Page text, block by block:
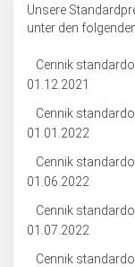
Unsere
unter den
Cennik
01.12.2021
Cennik
01.01.2022
Cennik
01.06.2022
Cennik
01.07.2022
Cennik